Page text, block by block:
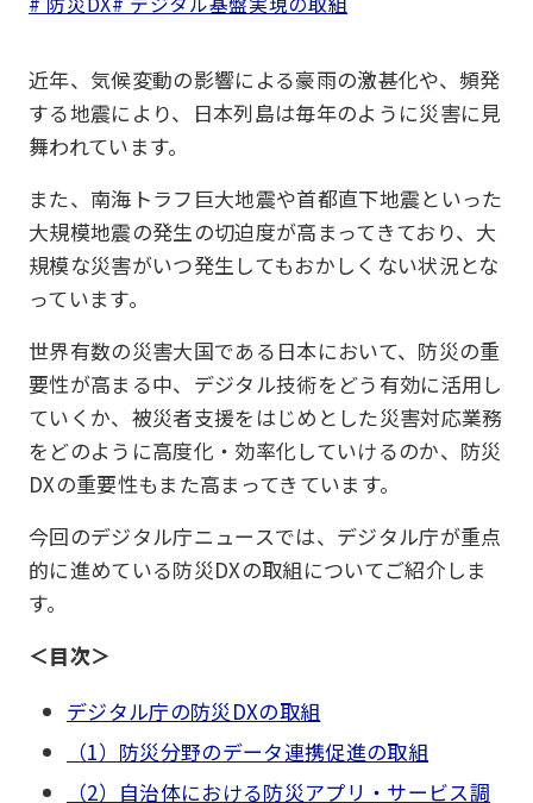
近年、気候変動の影響による豪雨の激甚化や、頻発
する地震により、日本列島は毎年のように災害に見
舞われています。
また、南海トラフ巨大地震や首都直下地震といった
大規模地震の発生の切迫度が高まってきており、大
規模な災害がいつ発生してもおかしくない状況とな
っています。
世界有数の災害大国である日本において、防災の重
要性が高まる中、デジタル技術をどう有効に活用し
ていくか、被災者支援をはじめとした災害対応業務
をどのように高度化・効率化していけるのか、防災
DXの重要性もまた高まってきています。
今回のデジタル庁ニュースでは、デジタル庁が重点
的に進めている防災DXの取組についてご紹介しま
す。
＜目次＞
デジタル庁の防災DXの取組
（1）防災分野のデータ連携促進の取組
（2）自治体における防災アプリ・サービス調